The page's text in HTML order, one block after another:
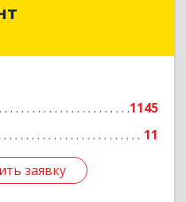
1145
11
заявку
Гарант
Подробнее
заявку